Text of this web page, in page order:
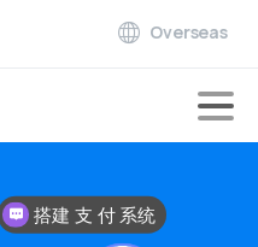
Overseas
对接 支 付 通道